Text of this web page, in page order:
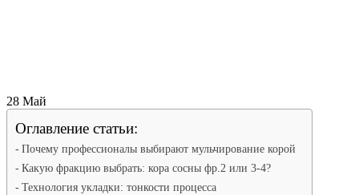
28 Май
Оглавление статьи:
Почему профессионалы выбирают мульчирование корой
Какую фракцию выбрать: кора сосны фр.2 или 3-4?
Технология укладки: тонкости процесса